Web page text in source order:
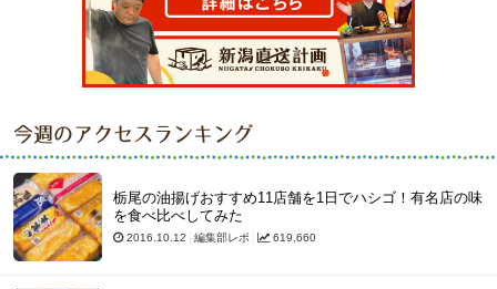
今週のアクセスランキング
栃尾の油揚げおすすめ11店舗を1日でハシゴ！有名店の味
を食べ比べしてみた
2016.10.12 編集部レポ 619,660